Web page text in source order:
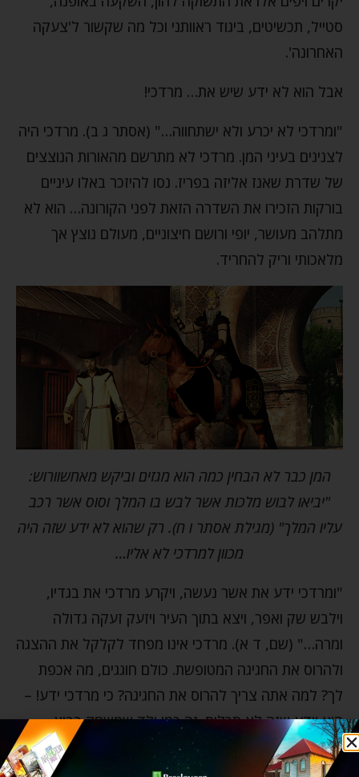
סטייל, תכשיטים, ביגוד ראוותני וכל מה שקשור ל'צעקה
האחרונה'.
אבל הוא לא ידע שיש את… מרדכי!
"ומרדכי לא יכרע ולא ישתחווה…" (אסתר ג ב). מרדכי היה
לצנינים בעיני המן. מרדכי לא מתרשם מהאורות הנוצצים
של שדרת שאנז אליזה בפריז. נסו להיזכר באלו עיניים
בורקות הזכירו את השדרה הזאת לפני הקורונה… הוא לא
מתלהב מעושר, יופי ורושם חיצוניים, מעולם נוצץ אך
מלאכותי וריק להחריד.
המן כבר לא הבחין כמה הוא מגזים וביקש מאחשוורוש:
"יביאו לבוש מלכות אשר לבש בו המלך וסוס אשר רכב
עליו המלך" (מגילת אסתר ו ח). רק שהוא לא ידע שזה היה
מכוון למרדכי לא אליו…
"ומרדכי ידע את אשר נעשה, ויקרע מרדכי את בגדיו,
וילבש שק ואפר, ויצא בתוך העיר ויזעק זעקה גדולה
ומרה…" (שם, ד א). מרדכי אינו מפחד לקלקל את ההצגה
ולהרוס את החגיגה המטופשת. כולם חוגגים, מה אכפת
לך? למה אתה צריך להרוס את החגיגה? כי מרדכי ידע! –
הוא יודע שזה לא תכלית. זה כמו ילד שמשחק בבוץ
ומתלכלך והוא משוכנע שטוב לו (עד שאמא תבחין) וגרוע
מכך, כמו ילד שמשחק באש ובטוח שטוב לו.